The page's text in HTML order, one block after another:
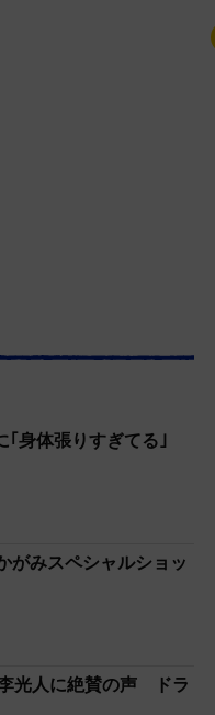
｢身体張りすぎてる｣
がみスペシャルショッ
光人に絶賛の声 ドラ